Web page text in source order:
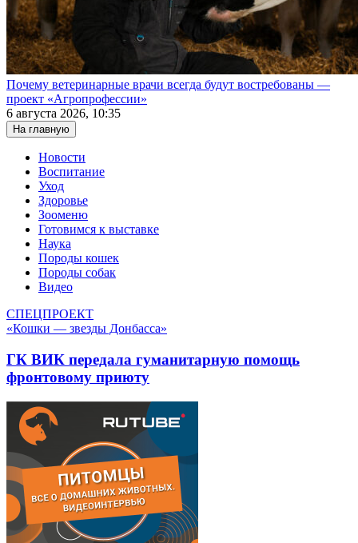
Почему ветеринарные врачи всегда будут востребованы —
проект «Агропрофессии»
6 августа 2026, 10:35
На главную
Новости
Воспитание
Уход
Здоровье
Зооменю
Готовимся к выставке
Наука
Породы кошек
Породы собак
Видео
СПЕЦПРОЕКТ
«Кошки — звезды Донбасса»
ГК ВИК передала гуманитарную помощь
фронтовому приюту